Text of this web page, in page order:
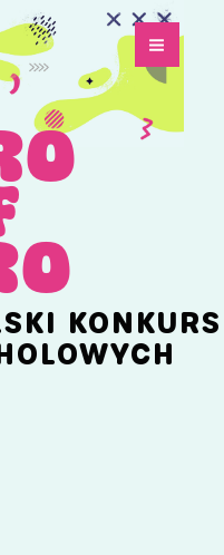
KONKURS